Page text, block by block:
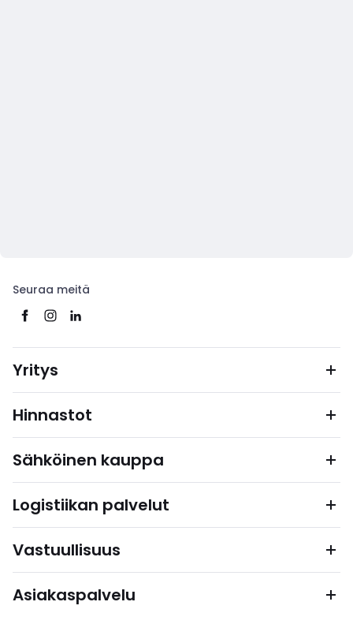
Seuraa meitä
Yritys
Hinnastot
Sähköinen kauppa
Logistiikan palvelut
Vastuullisuus
Asiakaspalvelu